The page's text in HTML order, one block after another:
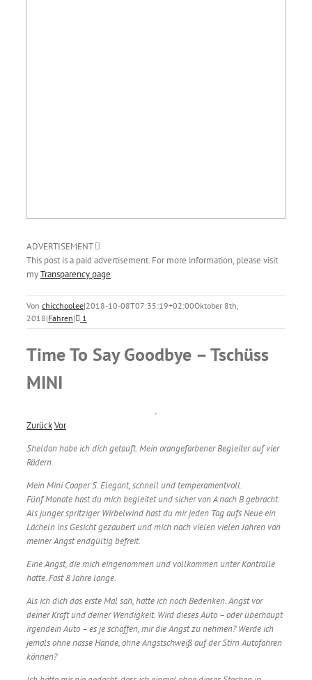
ADVERTISEMENT
This post is a paid advertisement. For more information, please visit
myTransparency page.
Von chicchoolee|2018-10-08T07:35:19+02:00Oktober 8th,
2018|Fahren| 1
Time To Say Goodbye – Tschüss
MINI
ZurückVor
Sheldon habe ich dich getauft. Mein orangefarbener Begleiter auf vier
Rädern.
Mein Mini Cooper S. Elegant, schnell und temperamentvoll.
Fünf Monate hast du mich begleitet und sicher von A nach B gebracht.
Als junger spritziger Wirbelwind hast du mir jeden Tag aufs Neue ein
Lächeln ins Gesicht gezaubert und mich nach vielen vielen Jahren von
meiner Angst endgültig befreit.
Eine Angst, die mich eingenommen und vollkommen unter Kontrolle
hatte. Fast 8 Jahre lange.
Als ich dich das erste Mal sah, hatte ich noch Bedenken. Angst vor
deiner Kraft und deiner Wendigkeit. Wird dieses Auto – oder überhaupt
irgendein Auto – es je schaffen, mir die Angst zu nehmen? Werde ich
jemals ohne nasse Hände, ohne Angstschweiß auf der Stirn Autofahren
können?